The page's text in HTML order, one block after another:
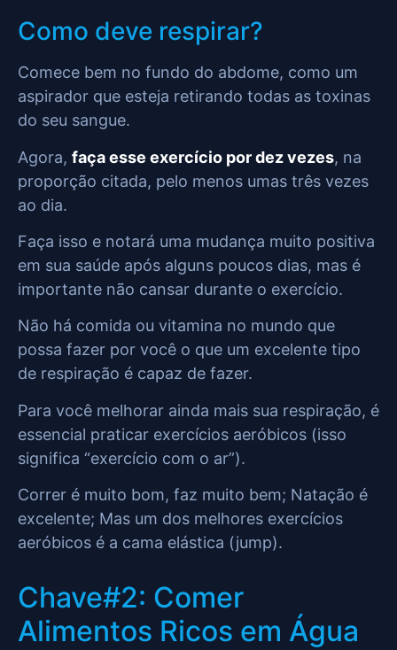
Como deve respirar?
Comece bem no fundo do abdome, como um
aspirador que esteja retirando todas as toxinas
do seu sangue.
Agora, faça esse exercício por dez vezes, na
proporção citada, pelo menos umas três vezes
ao dia.
Faça isso e notará uma mudança muito positiva
em sua saúde após alguns poucos dias, mas é
importante não cansar durante o exercício.
Não há comida ou vitamina no mundo que
possa fazer por você o que um excelente tipo
de respiração é capaz de fazer.
Para você melhorar ainda mais sua respiração, é
essencial praticar exercícios aeróbicos (isso
significa “exercício com o ar”).
Correr é muito bom, faz muito bem; Natação é
excelente; Mas um dos melhores exercícios
aeróbicos é a cama elástica (jump).
Chave#2: Comer
Alimentos Ricos em Água